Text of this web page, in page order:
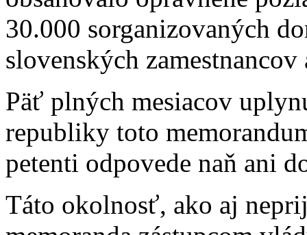
30.000 sorganizovaných
slovenských
Päť plných mesiacov
republiky toto
petenti odpovede naň ani
Táto okolnosť, ako aj